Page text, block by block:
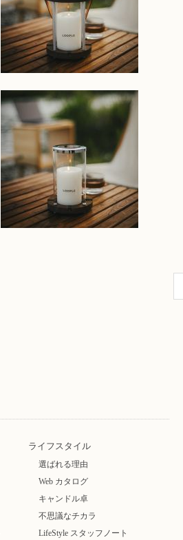
ライフスタイル
選ばれる理由
Web カタログ
キャンドル卓
不思議なチカラ
LifeStyle スタッフノート